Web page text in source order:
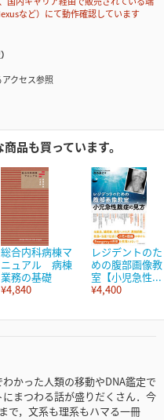
など）にて動作確認しています
クセス参照
品も買っています。
総合内科病棟マ
ニュアル 病棟
業務の基礎
¥4,840
レジデントのた
めの腹部画像教
室【小児急性...
¥4,400
かった人類の移動やDNA鑑定で
まつわる話が盛りだくさん．今
で，文系も理系もハマる一冊